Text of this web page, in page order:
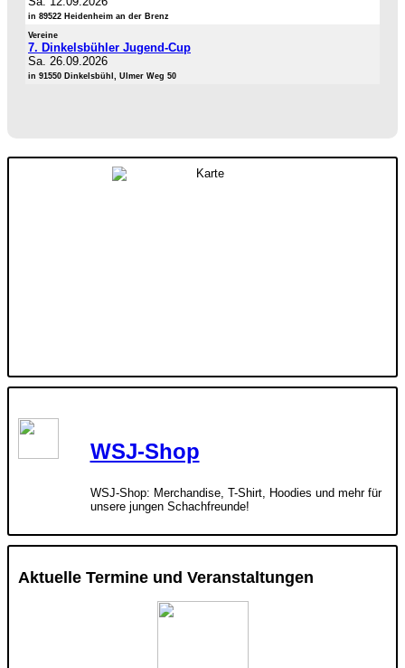
in 89522 Heidenheim an der Brenz
Vereine
7. Dinkelsbühler Jugend-Cup
Sa. 26.09.2026
in 91550 Dinkelsbühl, Ulmer Weg 50
WSJ-Shop
WSJ-Shop: Merchandise, T-Shirt, Hoodies und mehr für
unsere jungen Schachfreunde!
Aktuelle Termine und Veranstaltungen